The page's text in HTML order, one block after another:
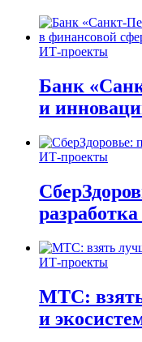
ИТ-проекты
Банк
и
ИТ-проекты
ИТ-проекты
МТС: взять
и